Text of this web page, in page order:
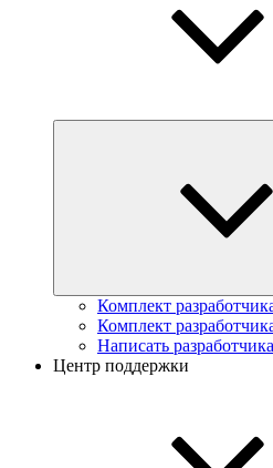
Комплект
Комплект
Написать
Центр поддержки